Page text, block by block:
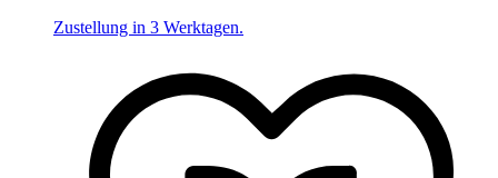
Zustellung in 3 Werktagen.